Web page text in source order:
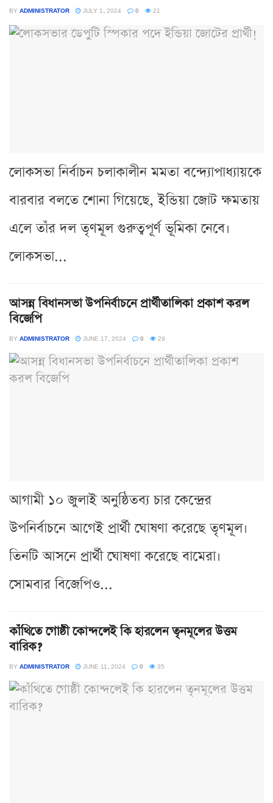
BY ADMINISTRATOR JULY 1, 2024 0 21
লোকসভা নির্বাচন চলাকালীন মমতা বন্দ্যোপাধ্যায়কে
বারবার বলতে শোনা গিয়েছে, ইন্ডিয়া জোট ক্ষমতায়
এলে তাঁর দল তৃণমূল গুরুত্বপূর্ণ ভূমিকা নেবে।
লোকসভা...
আসন্ন বিধানসভা উপনির্বাচনে প্রার্থীতালিকা প্রকাশ করল
বিজেপি
BY ADMINISTRATOR JUNE 17, 2024 0 29
আগামী ১০ জুলাই অনুষ্ঠিতব্য চার কেন্দ্রের
উপনির্বাচনে আগেই প্রার্থী ঘোষণা করেছে তৃণমূল।
তিনটি আসনে প্রার্থী ঘোষণা করেছে বামেরা।
সোমবার বিজেপিও...
কাঁথিতে গোষ্ঠী কোন্দলেই কি হারলেন তৃনমূলের উত্তম
বারিক?
BY ADMINISTRATOR JUNE 11, 2024 0 35